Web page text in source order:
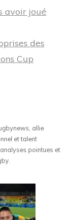
avoir joué
des
Cup
allie
et talent
pointues et